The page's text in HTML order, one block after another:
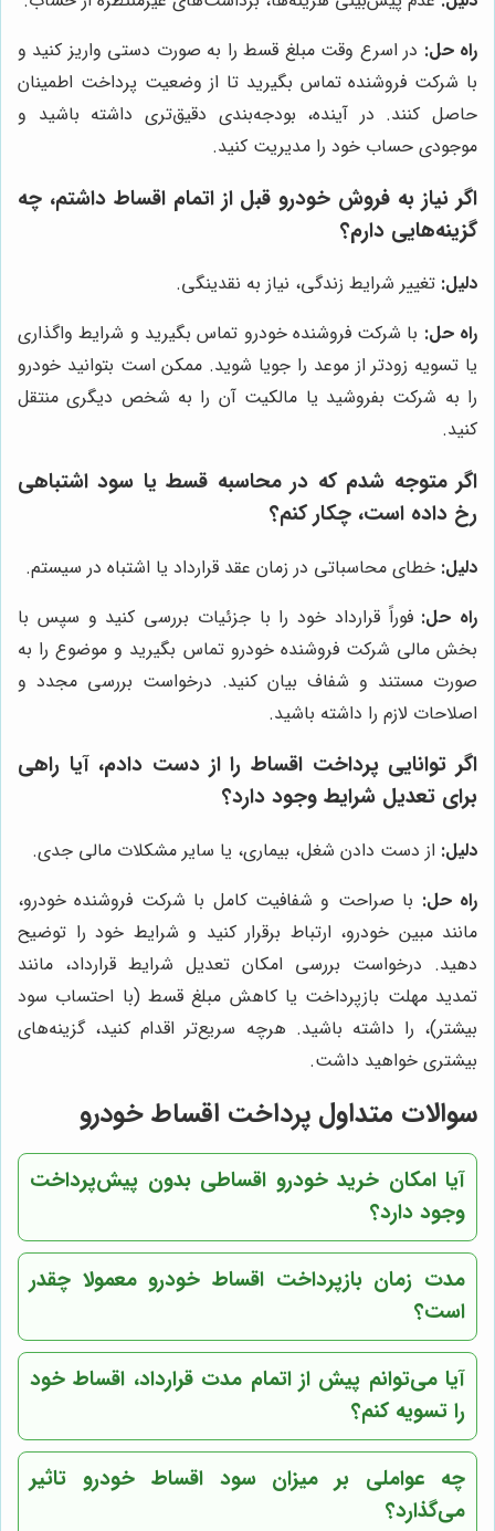
راه حل: در اسرع وقت مبلغ قسط را به صورت دستی واریز کنید و
با شرکت فروشنده تماس بگیرید تا از وضعیت پرداخت اطمینان
حاصل کنند. در آینده، بودجه‌بندی دقیق‌تری داشته باشید و
موجودی حساب خود را مدیریت کنید.
اگر نیاز به فروش خودرو قبل از اتمام اقساط داشتم، چه
گزینه‌هایی دارم؟
دلیل: تغییر شرایط زندگی، نیاز به نقدینگی.
راه حل: با شرکت فروشنده خودرو تماس بگیرید و شرایط واگذاری
یا تسویه زودتر از موعد را جویا شوید. ممکن است بتوانید خودرو
را به شرکت بفروشید یا مالکیت آن را به شخص دیگری منتقل
کنید.
اگر متوجه شدم که در محاسبه قسط یا سود اشتباهی
رخ داده است، چکار کنم؟
دلیل: خطای محاسباتی در زمان عقد قرارداد یا اشتباه در سیستم.
راه حل: فوراً قرارداد خود را با جزئیات بررسی کنید و سپس با
بخش مالی شرکت فروشنده خودرو تماس بگیرید و موضوع را به
صورت مستند و شفاف بیان کنید. درخواست بررسی مجدد و
اصلاحات لازم را داشته باشید.
اگر توانایی پرداخت اقساط را از دست دادم، آیا راهی
برای تعدیل شرایط وجود دارد؟
دلیل: از دست دادن شغل، بیماری، یا سایر مشکلات مالی جدی.
راه حل: با صراحت و شفافیت کامل با شرکت فروشنده خودرو،
مانند مبین خودرو، ارتباط برقرار کنید و شرایط خود را توضیح
دهید. درخواست بررسی امکان تعدیل شرایط قرارداد، مانند
تمدید مهلت بازپرداخت یا کاهش مبلغ قسط (با احتساب سود
بیشتر)، را داشته باشید. هرچه سریع‌تر اقدام کنید، گزینه‌های
بیشتری خواهید داشت.
سوالات متداول پرداخت اقساط خودرو
آیا امکان خرید خودرو اقساطی بدون پیش‌پرداخت
وجود دارد؟
مدت زمان بازپرداخت اقساط خودرو معمولا چقدر
است؟
آیا می‌توانم پیش از اتمام مدت قرارداد، اقساط خود
را تسویه کنم؟
چه عواملی بر میزان سود اقساط خودرو تاثیر
می‌گذارد؟